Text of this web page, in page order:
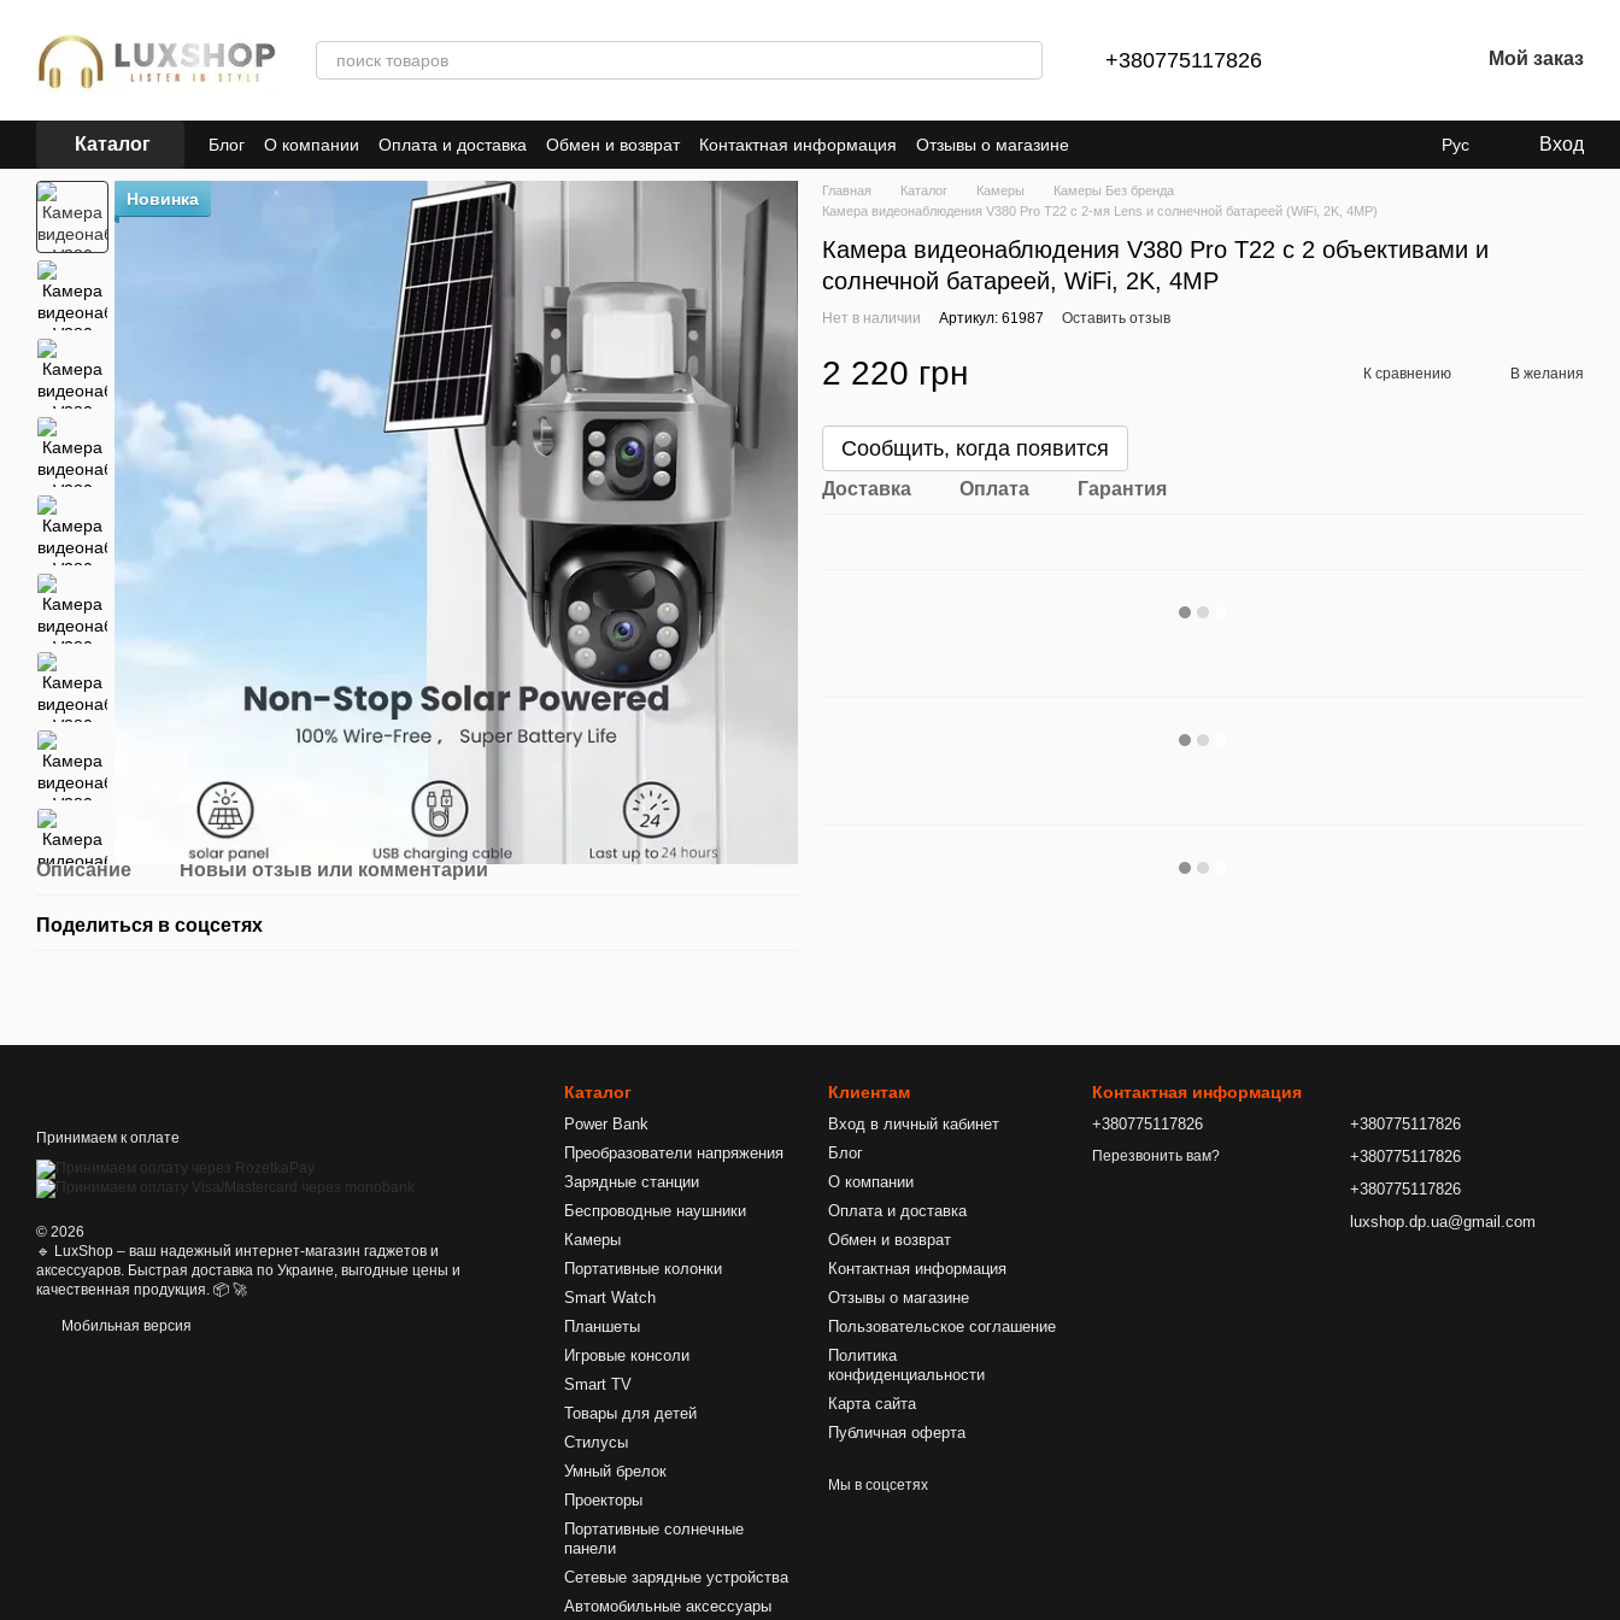
+380775117826 Мой заказ
Каталог Блог О компании Оплата и доставка Обмен и возврат Контактная информация
Отзывы о магазине
Пользовательское соглашение
Политика конфиденциальности Публичная оферта
Рус Вход
Новинка
Описание Новый отзыв или комментарий
Поделиться в соцсетях
Главная Каталог Камеры
Камеры Без бренда
Камера видеонаблюдения V380 Pro T22 с 2-мя Lens и солнечной батареей (WiFi, 2K, 4MР)
Камера видеонаблюдения V380 Pro T22 с 2 объективами и
солнечной батареей, WiFi, 2K, 4MP
Нет в наличии Артикул: 61987 Оставить отзыв
2 220 грн К сравнению В желания
Сообщить, когда появится
Доставка Оплата Гарантия
Принимаем к оплате
© 2026
🔹 LuxShop – ваш надежный интернет-магазин гаджетов и
аксессуаров. Быстрая доставка по Украине, выгодные цены и
качественная продукция. 📦 🚀
Мобильная версия
Каталог
Power Bank
Преобразователи напряжения
Зарядные станции
Беспроводные наушники
Камеры
Портативные колонки
Smart Watch
Планшеты
Игровые консоли
Smart TV
Товары для детей
Стилусы
Умный брелок
Проекторы
Портативные солнечные
панели
Сетевые зарядные устройства
Автомобильные аксессуары
Клиентам
Вход в личный кабинет
Блог
О компании
Оплата и доставка
Обмен и возврат
Контактная информация
Отзывы о магазине
Пользовательское соглашение
Политика
конфиденциальности
Карта сайта
Публичная оферта
Мы в соцсетях
Контактная информация
+380775117826
Перезвонить вам?
+380775117826
+380775117826
+380775117826
luxshop.dp.ua@gmail.com